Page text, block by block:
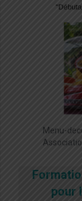
Menu-
pour